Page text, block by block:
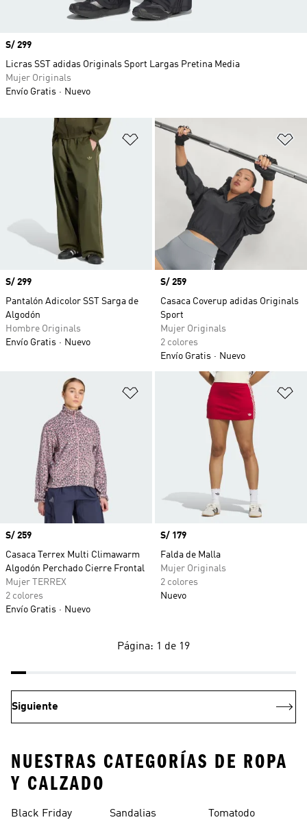
Añadir a la lista de deseos
Precio
S/ 299
Pantalón Adicolor SST Sarga de
Algodón
Hombre Originals
Envío Gratis
Nuevo
Precio
S/ 259
Casaca Coverup adidas Originals
Sport
Mujer Originals
2 colores
Envío Gratis
Nuevo
Añadir a la lista de deseos
Precio
S/ 259
Casaca Terrex Multi Climawarm
Algodón Perchado Cierre Frontal
Mujer TERREX
2 colores
Envío Gratis
Nuevo
Precio
S/ 179
Falda de Malla
Mujer Originals
2 colores
Nuevo
Precio
S/ 299
Licras SST adidas Originals Sport Largas Pretina Media
Mujer Originals
Envío Gratis
Nuevo
Página: 1 de 19
Siguiente
NUESTRAS CATEGORÍAS DE ROPA
Y CALZADO
Black Friday Sandalias Tomatodo